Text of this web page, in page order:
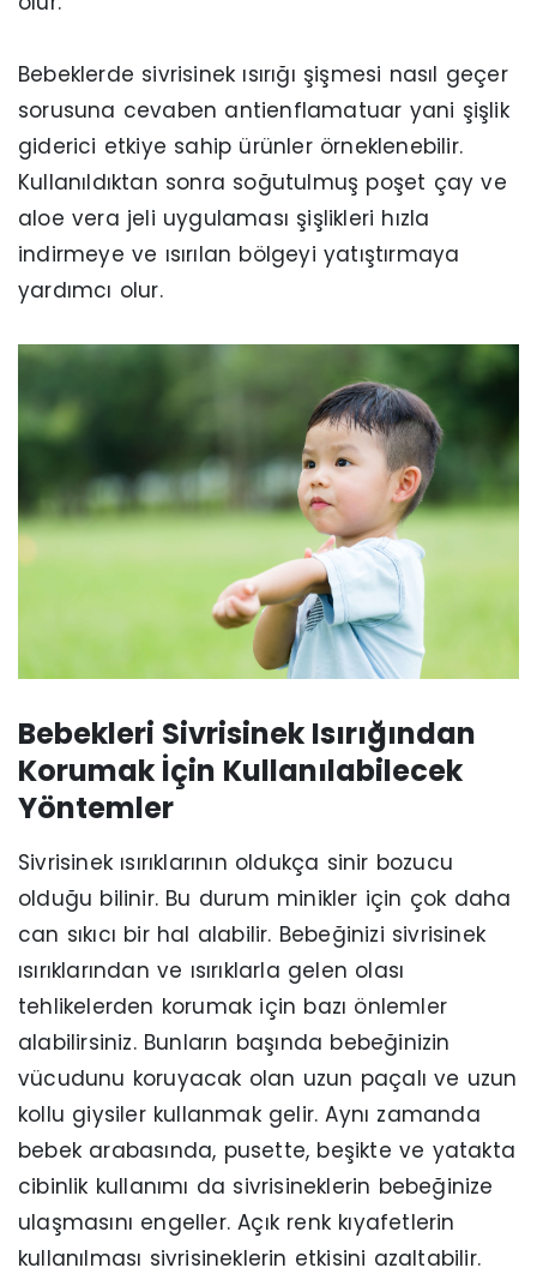
Bebeklerde sivrisinek ısırığı şişmesi nasıl geçer
sorusuna cevaben antienflamatuar yani şişlik
giderici etkiye sahip ürünler örneklenebilir.
Kullanıldıktan sonra soğutulmuş poşet çay ve
aloe vera jeli uygulaması şişlikleri hızla
indirmeye ve ısırılan bölgeyi yatıştırmaya
yardımcı olur.
Bebekleri Sivrisinek Isırığından
Korumak İçin Kullanılabilecek
Yöntemler
Sivrisinek ısırıklarının oldukça sinir bozucu
olduğu bilinir. Bu durum minikler için çok daha
can sıkıcı bir hal alabilir. Bebeğinizi sivrisinek
ısırıklarından ve ısırıklarla gelen olası
tehlikelerden korumak için bazı önlemler
alabilirsiniz. Bunların başında bebeğinizin
vücudunu koruyacak olan uzun paçalı ve uzun
kollu giysiler kullanmak gelir. Aynı zamanda
bebek arabasında, pusette, beşikte ve yatakta
cibinlik kullanımı da sivrisineklerin bebeğinize
ulaşmasını engeller. Açık renk kıyafetlerin
kullanılması sivrisineklerin etkisini azaltabilir.